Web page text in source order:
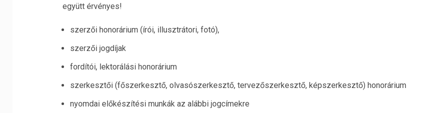
együtt érvényes!
szerzői honorárium (írói, illusztrátori, fotó),
szerzői jogdíjak
fordítói, lektorálási honorárium
szerkesztői (főszerkesztő, olvasószerkesztő, tervezőszerkesztő, képszerkesztő) honorárium
nyomdai előkészítési munkák az alábbi jogcímekre